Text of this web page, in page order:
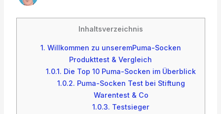
Inhaltsverzeichnis
1. Willkommen zu unseremPuma-Socken
Produkttest & Vergleich
1.0.1. Die Top 10 Puma-Socken im Überblick
1.0.2. Puma-Socken Test bei Stiftung
Warentest & Co
1.0.3. Testsieger